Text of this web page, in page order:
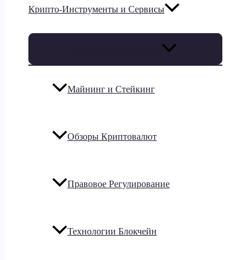
Крипто-Инструменты и Сервисы
Майнинг и Стейкинг
Обзоры Криптовалют
Правовое Регулирование
Технологии Блокчейн